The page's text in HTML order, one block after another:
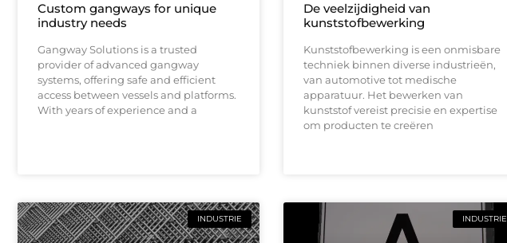
Custom gangways for unique
industry needs
Gangway Solutions is a trusted
provider of advanced gangway
systems, offering safe and efficient
access between vessels and platforms.
With years of experience and a
De veelzijdigheid van
kunststofbewerking
Kunststofbewerking is een onmisbare
techniek binnen diverse industrieën,
van automotive tot medische
apparatuur. Het bewerken van
kunststof vereist precisie en expertise
om producten te creëren
INDUSTRIE INDUSTRIE